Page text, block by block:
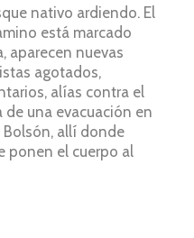
nativo ardiendo. El
está marcado
aparecen nuevas
agotados,
alías contra el
de una evacuación en
Bolsón, allí donde
ponen el cuerpo al